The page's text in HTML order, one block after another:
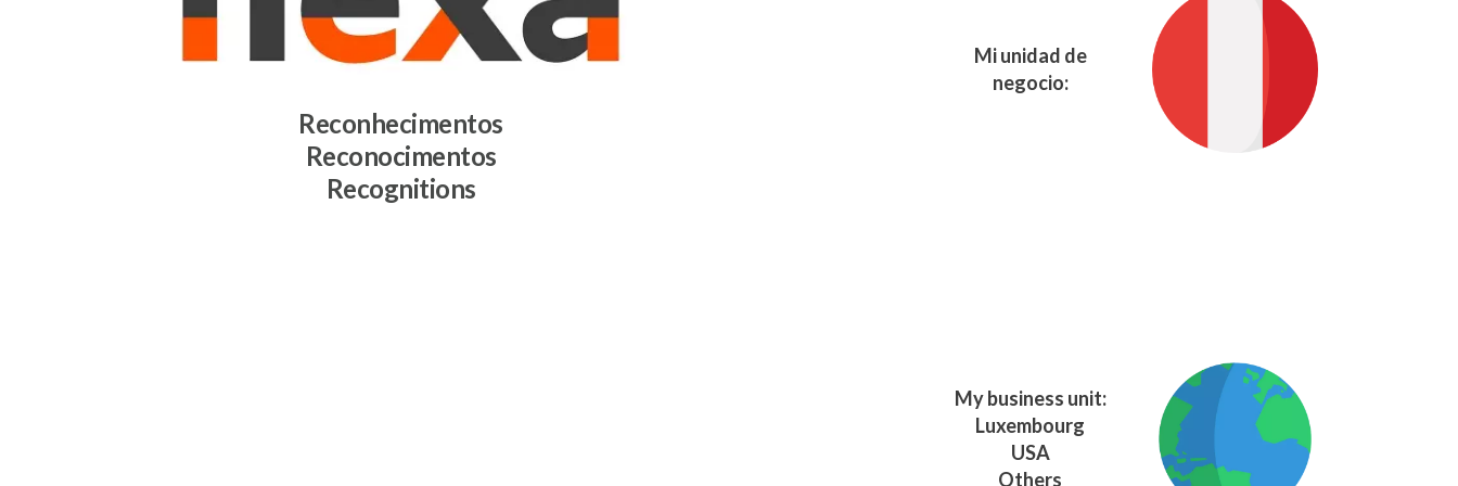
Reconhecimentos
Reconocimentos
Recognitions
Mi unidad de
negocio:
My business unit:
Luxembourg
USA
Others